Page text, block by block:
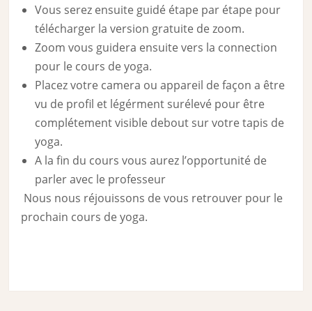
Vous serez ensuite guidé étape par étape pour
télécharger la version gratuite de zoom.
Zoom vous guidera ensuite vers la connection
pour le cours de yoga.
Placez votre camera ou appareil de façon a être
vu de profil et légérment surélevé pour être
complétement visible debout sur votre tapis de
yoga.
A la fin du cours vous aurez l’opportunité de
parler avec le professeur
Nous nous réjouissons de vous retrouver pour le
prochain cours de yoga.